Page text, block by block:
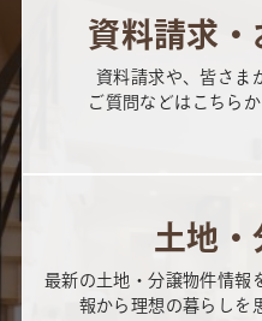
資料請求・
資料請求や、皆さま
ご質問などはこちら
土地・
最新の土地・分譲物件情報
報から理想の暮らしを